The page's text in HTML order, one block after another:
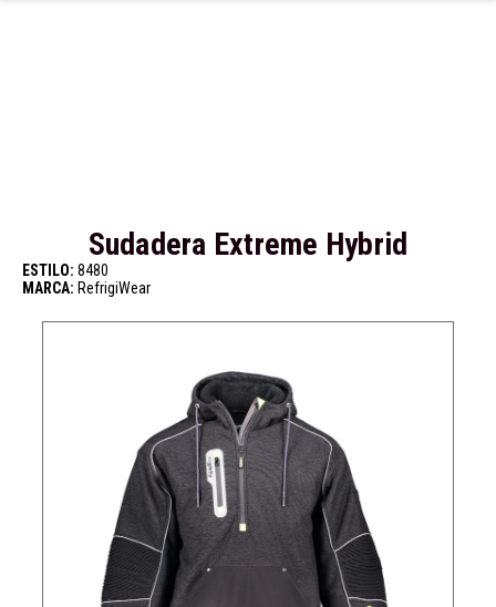
Sudadera Extreme Hybrid
ESTILO: 8480
MARCA: RefrigiWear